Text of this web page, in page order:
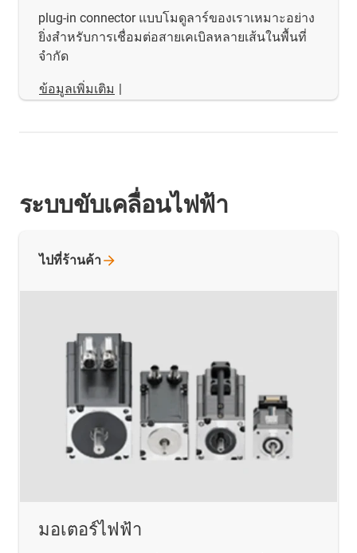
plug-in connector แบบโมดูลาร์ของเราเหมาะอย่าง
ยิ่งสำหรับการเชื่อมต่อสายเคเบิลหลายเส้นในพื้นที่
จำกัด
ข้อมูลเพิ่มเติม |
ระบบขับเคลื่อนไฟฟ้า
มอเตอร์ไฟฟ้า
ไปที่ร้านค้า